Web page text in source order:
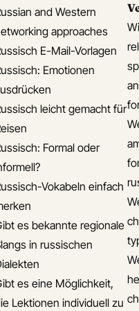
and Western
approaches
E-Mail-Vorlagen
Emotionen
leicht gemacht für
Formal oder
Vokabeln einfach
es bekannte regionale
in russischen
es eine Möglichkeit,
Lektionen individuell zu